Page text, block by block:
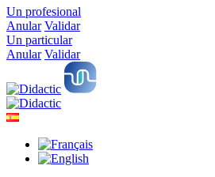
Un profesional
Anular Validar
Un particular
Anular Validar